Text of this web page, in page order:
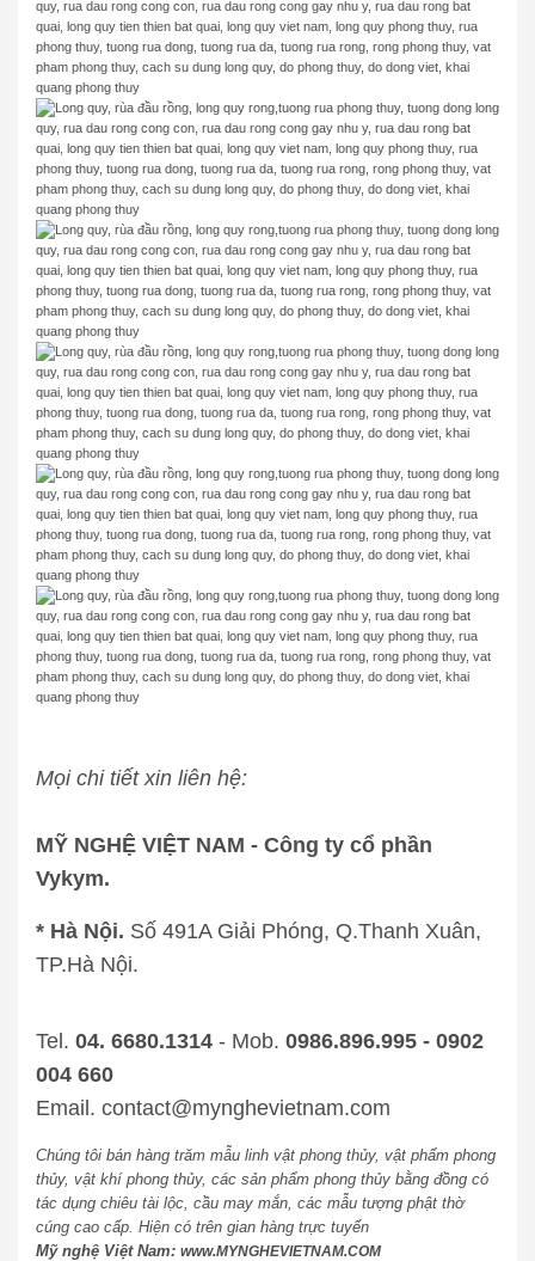
Mọi chi tiết xin liên hệ:
MỸ NGHỆ VIỆT NAM - Công ty cổ phần
Vykym.
* Hà Nội. Số 491A Giải Phóng, Q.Thanh Xuân,
TP.Hà Nội.
Tel. 04. 6680.1314 - Mob. 0986.896.995 - 0902
004 660
Email. contact@mynghevietnam.com
Chúng tôi bán hàng trăm mẫu linh vật phong thủy, vật phẩm phong
thủy, vật khí phong thủy, các sản phẩm phong thủy bằng đồng có
tác dụng chiêu tài lộc, cầu may mắn, các mẫu tượng phật thờ
cúng cao cấp. Hiện có trên gian hàng trực tuyến
Mỹ nghệ Việt Nam: www.MYNGHEVIETNAM.COM